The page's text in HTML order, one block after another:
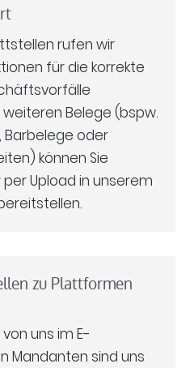
rufen wir
für die korrekte
Belege (bspw.
Barbelege oder
können Sie
Upload in unserem
zu Plattformen
uns im E-
Mandanten sind uns